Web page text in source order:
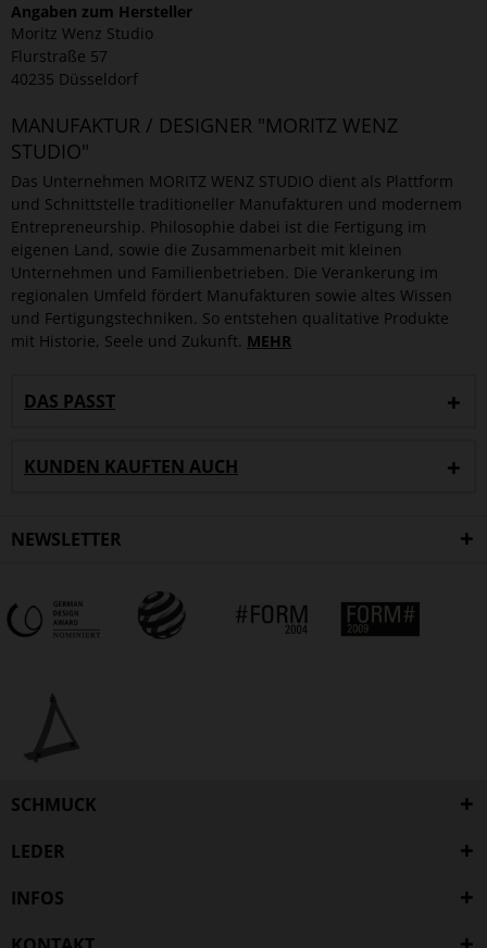
Angaben zum Hersteller
Moritz Wenz Studio
Flurstraße 57
40235 Düsseldorf
MANUFAKTUR / DESIGNER "MORITZ WENZ
STUDIO"
Das Unternehmen MORITZ WENZ STUDIO dient als Plattform
und Schnittstelle traditioneller Manufakturen und modernem
Entrepreneurship. Philosophie dabei ist die Fertigung im
eigenen Land, sowie die Zusammenarbeit mit kleinen
Unternehmen und Familienbetrieben. Die Verankerung im
regionalen Umfeld fördert Manufakturen sowie altes Wissen
und Fertigungstechniken. So entstehen qualitative Produkte
mit Historie, Seele und Zukunft. MEHR
DAS PASST
KUNDEN KAUFTEN AUCH
NEWSLETTER
SCHMUCK
LEDER
INFOS